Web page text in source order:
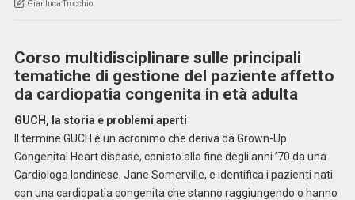
Gianluca Trocchio
Corso multidisciplinare sulle principali
tematiche di gestione del paziente affetto
da cardiopatia congenita in età adulta
GUCH, la storia e problemi aperti
Il termine GUCH è un acronimo che deriva da Grown-Up
Congenital Heart disease, coniato alla fine degli anni ’70 da una
Cardiologa londinese, Jane Somerville, e identifica i pazienti nati
con una cardiopatia congenita che stanno raggiungendo o hanno